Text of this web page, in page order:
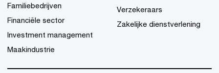
Familiebedrijven
Financiële sector
Investment management
Maakindustrie
Verzekeraars
Zakelijke dienstverlening